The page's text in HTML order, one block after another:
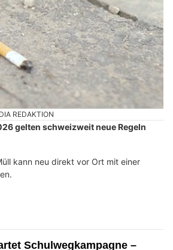
REDAKTION
gelten schweizweit neue Regeln
kann neu direkt vor Ort mit einer
Schulwegkampagne –